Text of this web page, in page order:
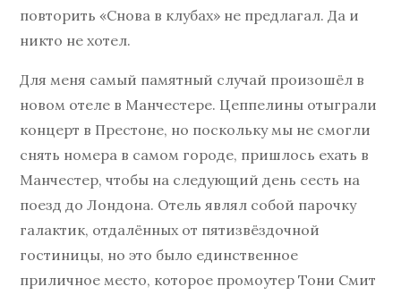
повторить «Снова в клубах» не предлагал. Да и
никто не хотел.
Для меня самый памятный случай произошёл в
новом отеле в Манчестере. Цеппелины отыграли
концерт в Престоне, но поскольку мы не смогли
снять номера в самом городе, пришлось ехать в
Манчестер, чтобы на следующий день сесть на
поезд до Лондона. Отель являл собой парочку
галактик, отдалённых от пятизвёздочной
гостиницы, но это было единственное
приличное место, которое промоутер Тони Смит